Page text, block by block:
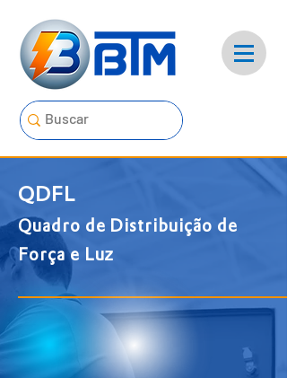
QDFL
Quadro de Distribuição de
Força e Luz